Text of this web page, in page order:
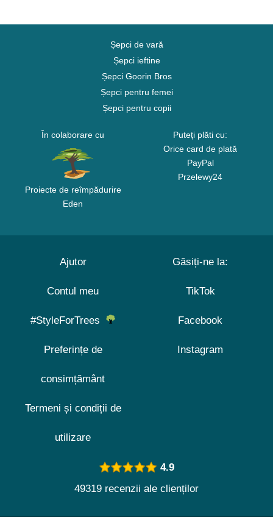
Șepci de vară
Șepci ieftine
Șepci Goorin Bros
Șepci pentru femei
Șepci pentru copii
În colaborare cu
Proiecte de reîmpădurire
Eden
Puteți plăti cu:
Orice card de plată
PayPal
Przelewy24
Ajutor
Contul meu
#StyleForTrees
Preferințe de
consimțământ
Termeni și condiții de
utilizare
Găsiți-ne la:
TikTok
Facebook
Instagram
4.9
49319 recenzii ale clienților